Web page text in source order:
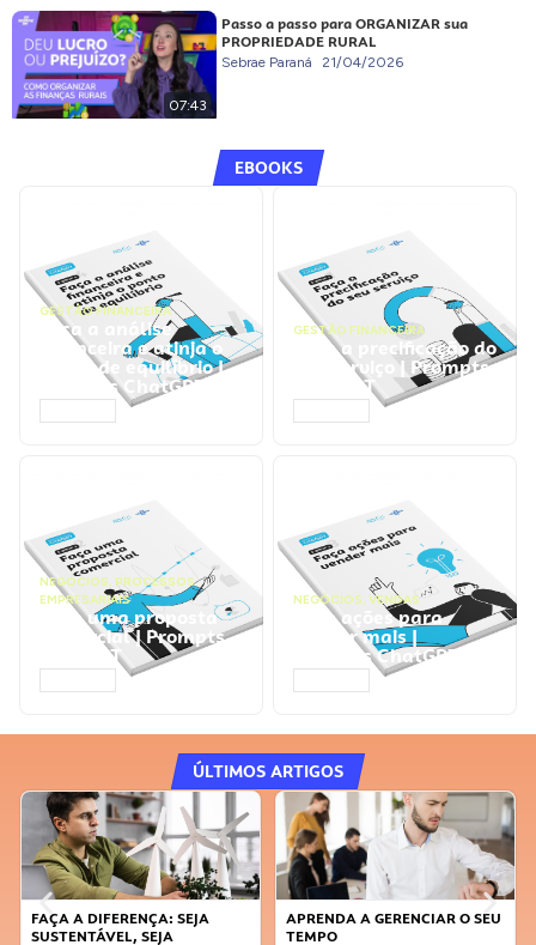
07:43
Passo a passo para ORGANIZAR sua
PROPRIEDADE RURAL
Sebrae Paraná 21/04/2026
EBOOKS
GESTÃO FINANCEIRA
Faça a análise
financeira e atinja o
ponto de equilíbrio |
Prompts ChatGPT
GESTÃO FINANCEIRA
Faça a precificação do
seu serviço | Prompts
ChatGPT
NEGÓCIOS, PROCESSOS
EMPRESARIAIS
Faça uma proposta
comercial | Prompts
ChatGPT
NEGÓCIOS, VENDAS
Faça ações para
vender mais |
Prompts ChatGPT
ÚLTIMOS ARTIGOS
FAÇA A DIFERENÇA: SEJA
SUSTENTÁVEL, SEJA
APRENDA A GERENCIAR O SEU
TEMPO